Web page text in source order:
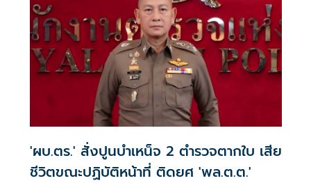
'ผบ.ตร.' สั่งปูนบำเหน็จ 2 ตำรวจตากใบ เสีย
ชีวิตขณะปฏิบัติหน้าที่ ติดยศ 'พล.ต.ต.'